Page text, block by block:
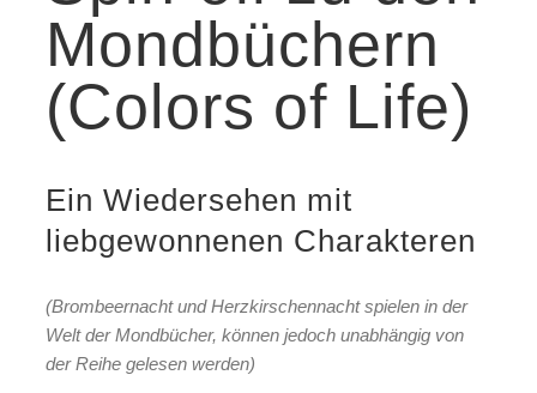
Mondbüchern
(Colors of Life)
Ein Wiedersehen mit
liebgewonnenen Charakteren
(Brombeernacht und Herzkirschennacht spielen in der
Welt der Mondbücher, können jedoch unabhängig von
der Reihe gelesen werden)